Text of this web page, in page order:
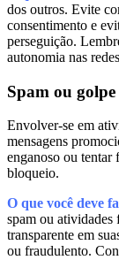
dos outros. Evite
consentimento e
perseguição.
autonomia nas
Spam ou golpe
Envolver-se em
mensagens
enganoso ou tentar
bloqueio.
O que você deve
spam ou atividades
transparente em
ou fraudulento.